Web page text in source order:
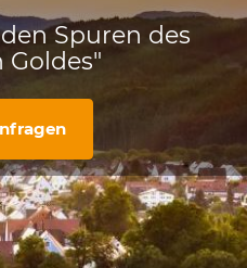
Spuren des
Goldes"